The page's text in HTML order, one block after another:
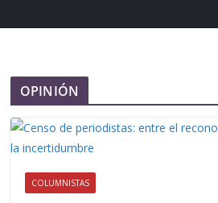
OPINIÓN
COLUMNISTAS